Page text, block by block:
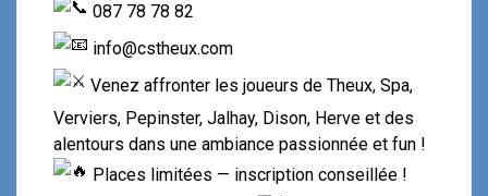
087 78 78 82
info@cstheux.com
Venez affronter les joueurs de Theux, Spa,
Verviers, Pepinster, Jalhay, Dison, Herve et des
alentours dans une ambiance passionnée et fun !
Places limitées — inscription conseillée !